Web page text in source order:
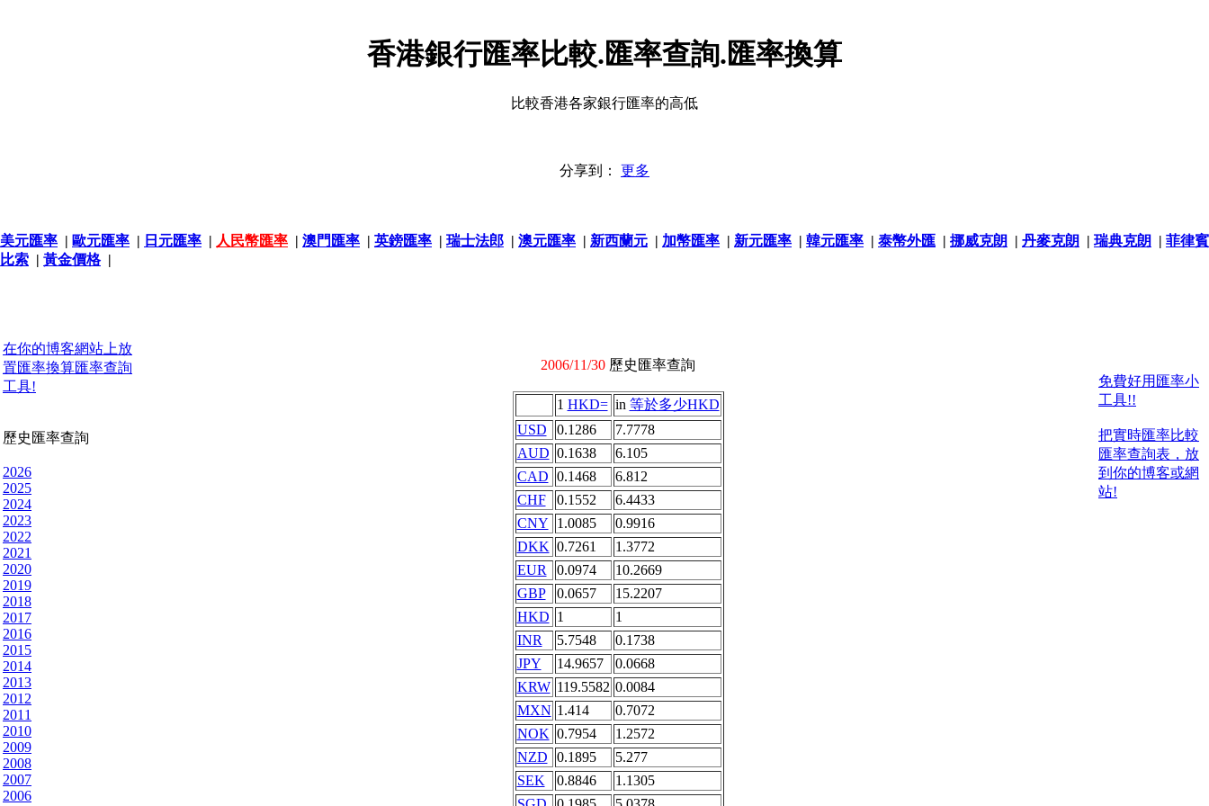
香港銀行匯率比較.匯率查詢.匯率換算
比較香港各家銀行匯率的高低
分享到： 更多
美元匯率 | 歐元匯率 | 日元匯率 | 人民幣匯率 | 澳門匯率 | 英鎊匯率 | 瑞士法郎 | 澳元匯率 | 新西蘭元 | 加幣匯率 | 新元匯率 | 韓元匯率 | 泰幣外匯 | 挪威克朗 | 丹麥克朗 | 瑞典克朗 | 菲律賓
比索 | 黃金價格|
在你的博客網站上放
置匯率換算匯率查詢
工具!
歷史匯率查詢
2026
2025
2024
2023
2022
2021
2020
2019
2018
2017
2016
2015
2014
2013
2012
2011
2010
2009
2008
2007
2006
2006/11/30 歷史匯率查詢
1 HKD= in 等於多少HKD
USD
0.1286
7.7778
AUD 0.1638
6.105
CAD 0.1468
6.812
CHF
0.1552
6.4433
CNY
1.0085
0.9916
DKK 0.7261
1.3772
EUR
0.0974
10.2669
GBP
0.0657
15.2207
HKD 1
1
INR
5.7548
0.1738
JPY
14.9657
0.0668
KRW 119.5582 0.0084
MXN 1.414
0.7072
NOK 0.7954
1.2572
NZD
0.1895
5.277
SEK
0.8846
1.1305
免費好用匯率小
工具!!
把實時匯率比較
匯率查詢表，放
到你的博客或網
站!